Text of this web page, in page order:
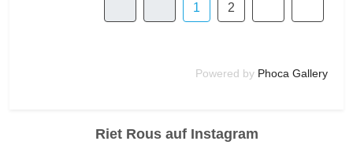
1 2
Powered by Phoca Gallery
Riet Rous auf Instagram